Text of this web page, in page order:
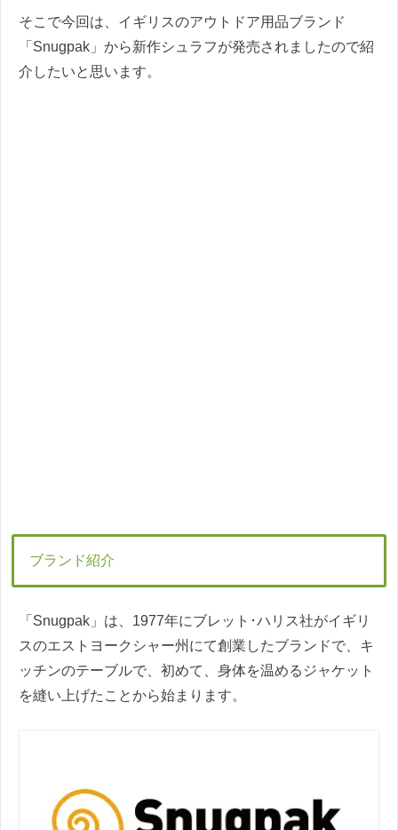
そこで今回は、イギリスのアウトドア用品ブランド
「Snugpak」から新作シュラフが発売されましたので紹
介したいと思います。
ブランド紹介
「Snugpak」は、1977年にブレット･ハリス社がイギリ
スのエストヨークシャー州にて創業したブランドで、キ
ッチンのテーブルで、初めて、身体を温めるジャケット
を縫い上げたことから始まります。